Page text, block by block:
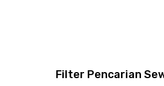
Filter Pencarian